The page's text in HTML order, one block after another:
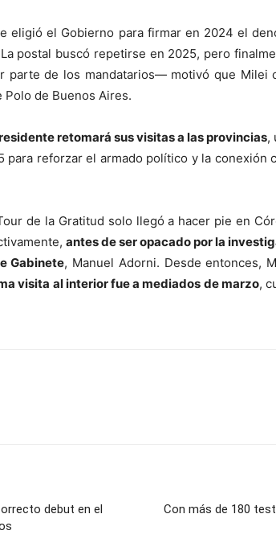
eligió el Gobierno para firmar en 2024 el
postal buscó repetirse en 2025, pero
parte de los mandatarios— motivó que Milei
de Buenos Aires.
retomará sus visitas a las provincias,
para reforzar el armado político y la conexión
de la Gratitud solo llegó a hacer pie en
antes de ser opacado por la
Gabinete, Manuel Adorni. Desde entonces,
visita al interior fue a mediados de marzo,
debut en el
Con más de 180